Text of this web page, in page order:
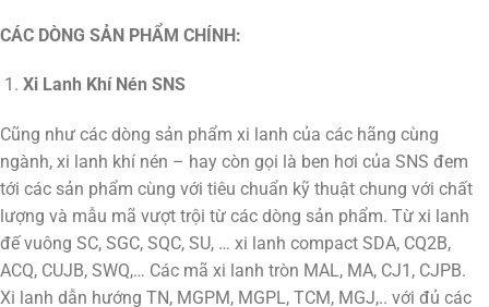
CÁC DÒNG SẢN PHẨM CHÍNH:
Xi Lanh Khí Nén SNS
Cũng như các dòng sản phẩm xi lanh của các hãng cùng
ngành, xi lanh khí nén – hay còn gọi là ben hơi của SNS đem
tới các sản phẩm cùng với tiêu chuẩn kỹ thuật chung với chất
lượng và mẫu mã vượt trội từ các dòng sản phẩm. Từ xi lanh
đế vuông SC, SGC, SQC, SU, … xi lanh compact SDA, CQ2B,
ACQ, CUJB, SWQ,… Các mã xi lanh tròn MAL, MA, CJ1, CJPB.
Xi lanh dẫn hướng TN, MGPM, MGPL, TCM, MGJ,.. với đủ các